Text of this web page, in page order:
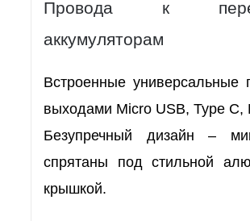
Провода к
аккумуляторам
Встроенные универсальные
выходами Micro USB, Type C,
Безупречный дизайн –
спрятаны под стильной
крышкой.